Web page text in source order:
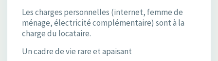
Les charges personnelles (internet, femme de
ménage, électricité complémentaire) sont à la
charge du locataire.
Un cadre de vie rare et apaisant